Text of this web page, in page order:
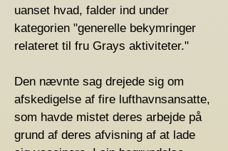
uanset hvad, falder ind under
kategorien "generelle bekymringer
relateret til fru Grays aktiviteter."
Den nævnte sag drejede sig om
afskedigelse af fire lufthavnsansatte,
som havde mistet deres arbejde på
grund af deres afvisning af at lade